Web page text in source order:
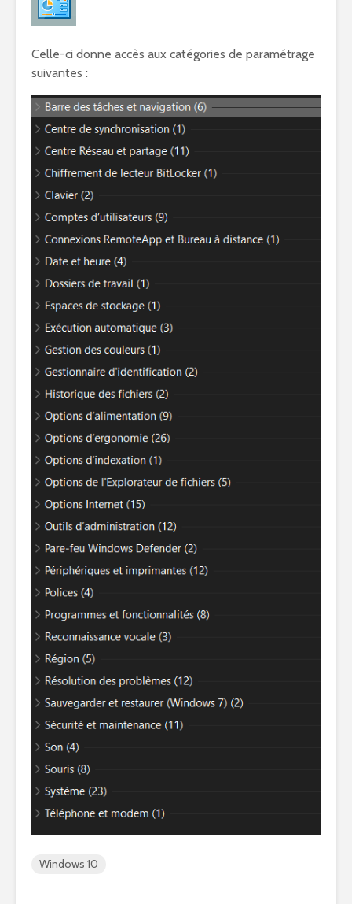
Celle-ci donne accès aux catégories de paramétrage
suivantes :
Windows 10